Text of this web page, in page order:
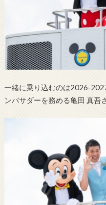
一緒に乗り込むのは2026-
ンバサダーを務める亀田 真吾